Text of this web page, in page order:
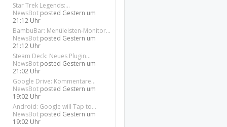
Star Trek Legends:...
NewsBot posted Gestern um
21:12 Uhr
BambuBar: Menüleisten-Monitor...
NewsBot posted Gestern um
21:12 Uhr
Steam Deck: Neues Plugin...
NewsBot posted Gestern um
21:02 Uhr
Google Drive: Kommentare...
NewsBot posted Gestern um
19:02 Uhr
Android: Google will Tap to...
NewsBot posted Gestern um
19:02 Uhr